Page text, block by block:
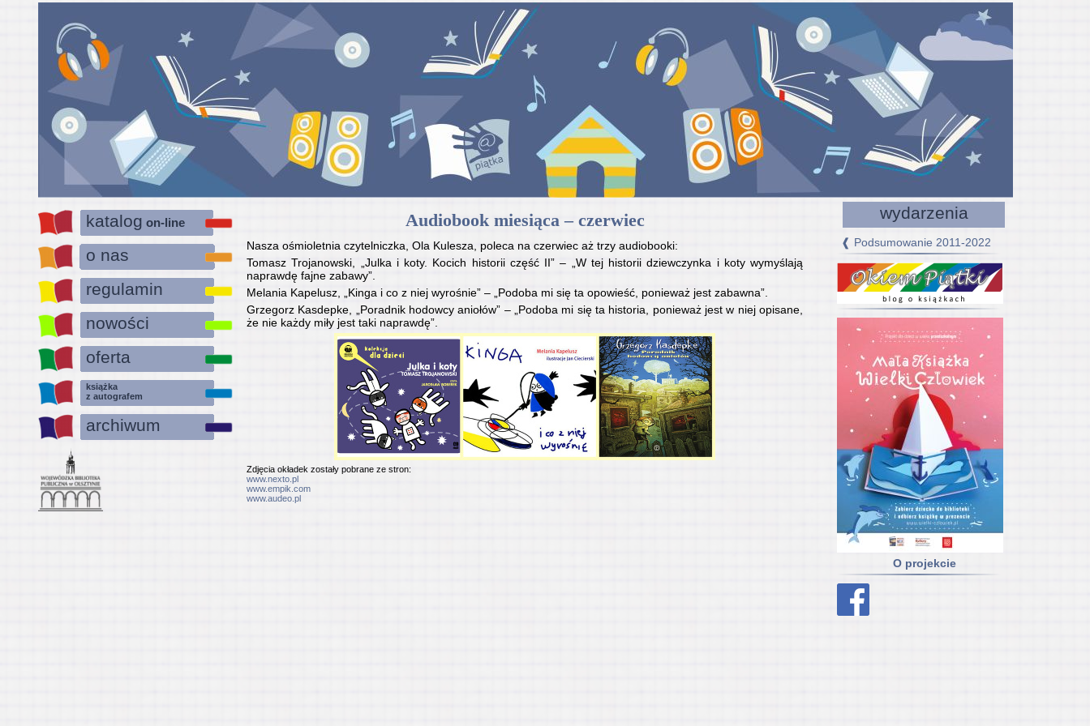
katalog on-line
o nas
regulamin
nowości
oferta
książka
z autografem
archiwum
Audiobook miesiąca – czerwiec
Nasza ośmioletnia czytelniczka, Ola Kulesza, poleca na czerwiec aż trzy audiobooki:
Tomasz Trojanowski, „Julka i koty. Kocich historii część II” – „W tej historii dziewczynka i koty wymyślają
naprawdę fajne zabawy”.
Melania Kapelusz, „Kinga i co z niej wyrośnie” – „Podoba mi się ta opowieść, ponieważ jest zabawna”.
Grzegorz Kasdepke, „Poradnik hodowcy aniołów” – „Podoba mi się ta historia, ponieważ jest w niej opisane,
że nie każdy miły jest taki naprawdę”.
Zdjęcia okładek zostały pobrane ze stron:
www.nexto.pl
www.empik.com
www.audeo.pl
wydarzenia
❰ Podsumowanie 2011-2022
O projekcie